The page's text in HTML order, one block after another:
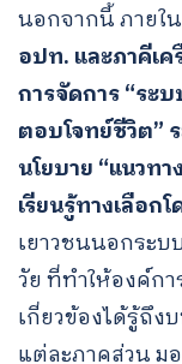
นอกจากนี้ ภายใ
อปท. และภาคีเ
การจัดการ “ระ
ตอบโจทย์ชีวิต”
นโยบาย “แนวท
เรียนรู้ทางเลือก
เยาวชนนอกระ
วัย ที่ทำให้องค์ก
เกี่ยวข้องได้รู้ถึ
แต่ละภาคส่วน ม